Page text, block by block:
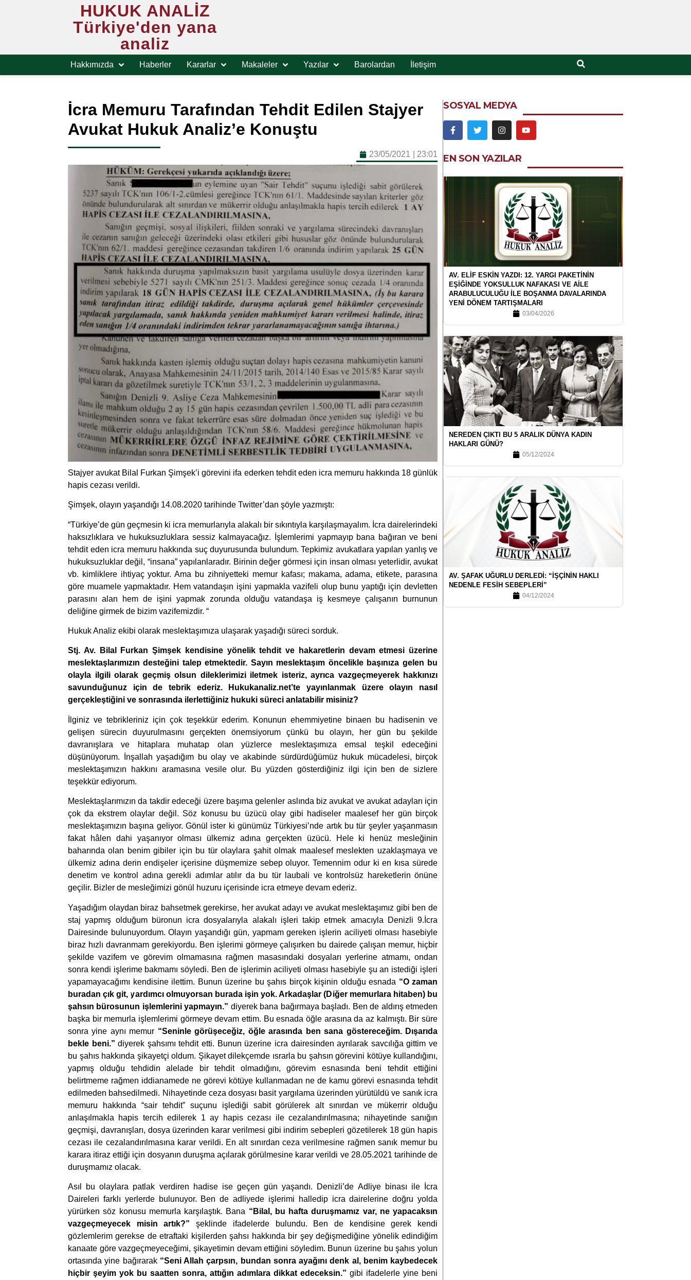
HUKUK ANALİZ
Türkiye'den yana
analiz
Hakkımızda Haberler Kararlar Makaleler Yazılar Barolardan İletişim
İcra Memuru Tarafından Tehdit Edilen Stajyer
Avukat Hukuk Analiz’e Konuştu
23/05/2021 23:01
Stajyer avukat Bilal Furkan Şimşek’i görevini ifa ederken tehdit eden icra memuru hakkında 18 günlük
hapis cezası verildi.
Şimşek, olayın yaşandığı 14.08.2020 tarihinde Twitter’dan şöyle yazmıştı:
“Türkiye’de gün geçmesin ki icra memurlarıyla alakalı bir sıkıntıyla karşılaşmayalım. İcra dairelerindeki
haksızlıklara ve hukuksuzluklara sessiz kalmayacağız. İşlemlerimi yapmayıp bana bağıran ve beni
tehdit eden icra memuru hakkında suç duyurusunda bulundum. Tepkimiz avukatlara yapılan yanlış ve
hukuksuzluklar değil, “insana” yapılanlaradır. Birinin değer görmesi için insan olması yeterlidir, avukat
vb. kimliklere ihtiyaç yoktur. Ama bu zihniyetteki memur kafası; makama, adama, etikete, parasına
göre muamele yapmaktadır. Hem vatandaşın işini yapmakla vazifeli olup bunu yaptığı için devletten
parasını alan hem de işini yapmak zorunda olduğu vatandaşa iş kesmeye çalışanın burnunun
deliğine girmek de bizim vazifemizdir. “
Hukuk Analiz ekibi olarak meslektaşımıza ulaşarak yaşadığı süreci sorduk.
Stj. Av. Bilal Furkan Şimşek kendisine yönelik tehdit ve hakaretlerin devam etmesi üzerine
meslektaşlarımızın desteğini talep etmektedir. Sayın meslektaşım öncelikle başınıza gelen bu
olayla ilgili olarak geçmiş olsun dileklerimizi iletmek isteriz, ayrıca vazgeçmeyerek hakkınızı
savunduğunuz için de tebrik ederiz.
Hukukanaliz.net’te yayınlanmak üzere olayın nasıl
gerçekleştiğini ve sonrasında ilerlettiğiniz hukuki süreci anlatabilir misiniz?
İlginiz ve tebrikleriniz için çok teşekkür ederim. Konunun ehemmiyetine binaen bu hadisenin ve
gelişen sürecin duyurulmasını gerçekten önemsiyorum çünkü bu olayın, her gün bu şekilde
davranışlara ve hitaplara muhatap olan yüzlerce meslektaşımıza emsal teşkil edeceğini
düşünüyorum. İnşallah yaşadığım bu olay ve akabinde sürdürdüğümüz hukuk mücadelesi, birçok
meslektaşımızın hakkını aramasına vesile olur. Bu yüzden gösterdiğiniz ilgi için ben de sizlere
teşekkür ediyorum.
Meslektaşlarımızın da takdir edeceği üzere başıma gelenler aslında biz avukat ve avukat adayları için
çok da ekstrem olaylar değil. Söz konusu bu üzücü olay gibi hadiseler maalesef her gün birçok
meslektaşımızın başına geliyor. Gönül ister ki günümüz Türkiyesi’nde artık bu tür şeyler yaşanmasın
fakat hâlen dahi yaşanıyor olması ülkemiz adına gerçekten üzücü. Hele ki henüz mesleğinin
baharında olan benim gibiler için bu tür olaylara şahit olmak maalesef meslekten uzaklaşmaya ve
ülkemiz adına derin endişeler içerisine düşmemize sebep oluyor. Temennim odur ki en kısa sürede
denetim ve kontrol adına gerekli adımlar atılır da bu tür laubali ve kontrolsüz hareketlerin önüne
geçilir. Bizler de mesleğimizi gönül huzuru içerisinde icra etmeye devam ederiz.
Yaşadığım olaydan biraz bahsetmek gerekirse, her avukat adayı ve avukat meslektaşımız gibi ben de
staj yapmış olduğum büronun icra dosyalarıyla alakalı işleri takip etmek amacıyla Denizli 9.İcra
Dairesinde bulunuyordum. Olayın yaşandığı gün, yapmam gereken işlerin aciliyeti olması hasebiyle
biraz hızlı davranmam gerekiyordu. Ben işlerimi görmeye çalışırken bu dairede çalışan memur, hiçbir
şekilde vazifem ve görevim olmamasına rağmen masasındaki dosyaları yerlerine atmamı, ondan
sonra kendi işlerime bakmamı söyledi. Ben de işlerimin aciliyeti olması hasebiyle şu an istediği işleri
yapamayacağımı kendisine ilettim. Bunun üzerine bu şahıs birçok kişinin olduğu esnada “O zaman
buradan çık git, yardımcı olmuyorsan burada işin yok. Arkadaşlar (Diğer memurlara hitaben) bu
şahsın bürosunun işlemlerini yapmayın.” diyerek bana bağırmaya başladı. Ben de aldırış etmeden
başka bir memurla işlemlerimi görmeye devam ettim. Bu esnada öğle arasına da az kalmıştı. Bir süre
sonra yine aynı memur “Seninle görüşeceğiz, öğle arasında ben sana göstereceğim. Dışarıda
bekle beni.” diyerek şahsımı tehdit etti. Bunun üzerine icra dairesinden ayrılarak savcılığa gittim ve
bu şahıs hakkında şikayetçi oldum. Şikayet dilekçemde ısrarla bu şahsın görevini kötüye kullandığını,
yapmış olduğu tehdidin alelade bir tehdit olmadığını, görevim esnasında beni tehdit ettiğini
belirtmeme rağmen iddianamede ne görevi kötüye kullanmadan ne de kamu görevi esnasında tehdit
edilmeden bahsedilmedi. Nihayetinde ceza dosyası basit yargılama üzerinden yürütüldü ve sanık icra
memuru hakkında “sair tehdit” suçunu işlediği sabit görülerek alt sınırdan ve mükerrir olduğu
anlaşılmakla hapis tercih edilerek 1 ay hapis cezası ile cezalandırılmasına; nihayetinde sanığın
geçmişi, davranışları, dosya üzerinden karar verilmesi gibi indirim sebepleri gözetilerek 18 gün hapis
cezası ile cezalandırılmasına karar verildi. En alt sınırdan ceza verilmesine rağmen sanık memur bu
karara itiraz ettiği için dosyanın duruşma açılarak görülmesine karar verildi ve 28.05.2021 tarihinde de
duruşmamız olacak.
Asıl bu olaylara patlak verdiren hadise ise geçen gün yaşandı. Denizli’de Adliye binası ile İcra
Daireleri farklı yerlerde bulunuyor. Ben de adliyede işlerimi halledip icra dairelerine doğru yolda
yürürken söz konusu memurla karşılaştık. Bana “Bilal, bu hafta duruşmamız var, ne yapacaksın
vazgeçmeyecek misin artık?” şeklinde ifadelerde bulundu. Ben de kendisine gerek kendi
gözlemlerim gerekse de etraftaki kişilerden şahsı hakkında bir şey değişmediğine yönelik edindiğim
kanaate göre vazgeçmeyeceğimi, şikayetimin devam ettiğini söyledim. Bunun üzerine bu şahıs yolun
ortasında yine bağırarak “Seni Allah çarpsın, bundan sonra ayağını denk al, benim kaybedecek
hiçbir şeyim yok bu saatten sonra, attığın adımlara dikkat edeceksin.” gibi ifadelerle yine beni
SOSYAL MEDYA
EN SON YAZILAR
AV. ELİF ESKİN YAZDI: 12. YARGI PAKETİNİN
EŞİĞİNDE YOKSULLUK NAFAKASI VE AİLE
ARABULUCULUĞU İLE BOŞANMA DAVALARINDA
YENİ DÖNEM TARTIŞMALARI
03/04/2026
NEREDEN ÇIKTI BU 5 ARALIK DÜNYA KADIN
HAKLARI GÜNÜ?
05/12/2024
AV. ŞAFAK UĞURLU DERLEDI: “İŞÇININ HAKLI
NEDENLE FESIH SEBEPLERI”
04/12/2024